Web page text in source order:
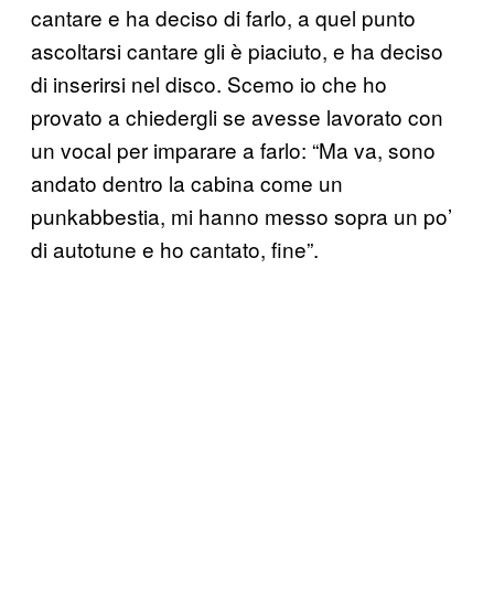
cantare e ha deciso di farlo, a quel punto
ascoltarsi cantare gli è piaciuto, e ha deciso
di inserirsi nel disco. Scemo io che ho
provato a chiedergli se avesse lavorato con
un vocal per imparare a farlo: “Ma va, sono
andato dentro la cabina come un
punkabbestia, mi hanno messo sopra un po’
di autotune e ho cantato, fine”.